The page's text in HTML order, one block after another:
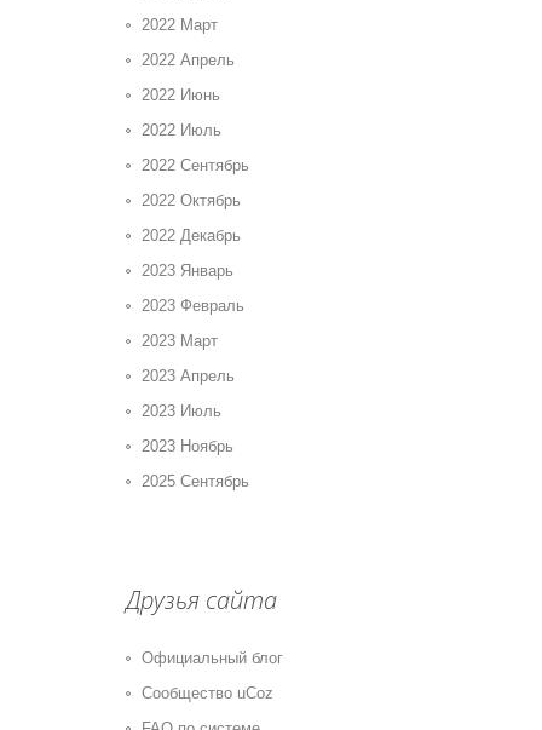
2022 Март
2022 Апрель
2022 Июнь
2022 Июль
2022 Сентябрь
2022 Октябрь
2022 Декабрь
2023 Январь
2023 Февраль
2023 Март
2023 Апрель
2023 Июль
2023 Ноябрь
2025 Сентябрь
Друзья сайта
Официальный блог
Сообщество uCoz